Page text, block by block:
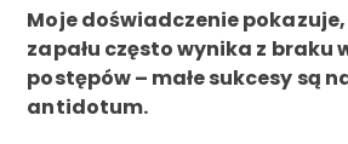
Moje doświadczenie
zapału często wynika z braku
postępów – małe sukcesy są
antidotum.